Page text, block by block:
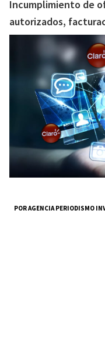
Incumplimiento de
autorizados,
POR AGENCIA PERIODISMO